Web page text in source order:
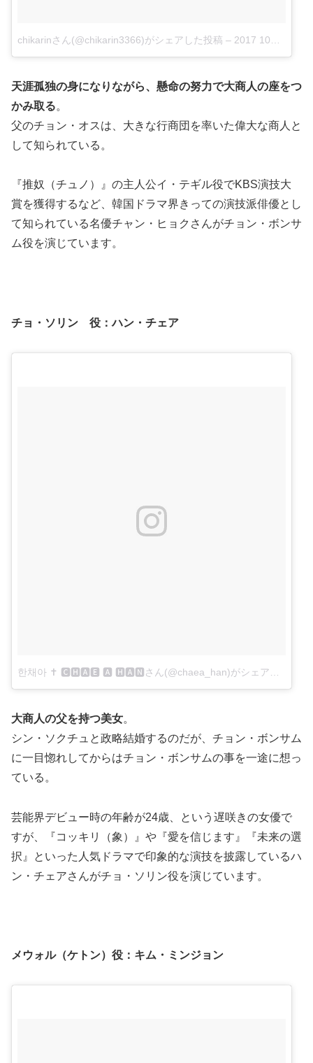
chikarinさん(@chikarin3366)がシェアした投稿 – 2017 10月 16 8:07午前 PDT
天涯孤独の身になりながら、懸命の努力で大商人の座をつ
かみ取る。
父のチョン・オスは、大きな行商団を率いた偉大な商人と
して知られている。
『推奴（チュノ）』の主人公イ・テギル役でKBS演技大
賞を獲得するなど、韓国ドラマ界きっての演技派俳優とし
て知られている名優チャン・ヒョクさんがチョン・ボンサ
ム役を演じています。
チョ・ソリン 役：ハン・チェア
大商人の父を持つ美女。
シン・ソクチュと政略結婚するのだが、チョン・ボンサム
に一目惚れしてからはチョン・ボンサムの事を一途に想っ
ている。
芸能界デビュー時の年齢が24歳、という遅咲きの女優で
すが、『コッキリ（象）』や『愛を信じます』『未来の選
択』といった人気ドラマで印象的な演技を披露しているハ
ン・チェアさんがチョ・ソリン役を演じています。
メウォル（ケトン）役：キム・ミンジョン